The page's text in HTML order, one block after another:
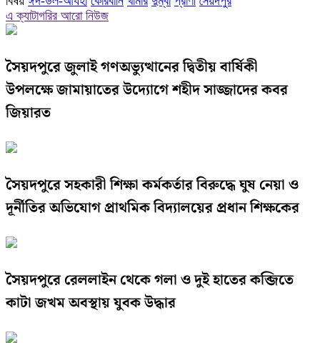
Link
Share
এ ক্যাটাগরির আরো নিউজ
সৈয়দপুরে জুলাই গণঅভ্যুত্থানের দ্বিতীয় বার্ষিকী
উপলক্ষে জামায়াতের উদ্যোগে শহীদ সাজ্জাদের কবর
জিয়ারত
সৈয়দপুরে সহকারী শিক্ষা কর্মকর্তার বিরুদ্ধে ঘুষ নেয়া ও
দূর্নীতির অভিযোগ প্রাথমিক বিদ্যালয়ের প্রধান শিক্ষকের
সৈয়দপুরে রেললাইন থেকে গলা ও দুই হাতের কব্জিতে
কাটা জখম অবস্থায় যুবক উদ্ধার